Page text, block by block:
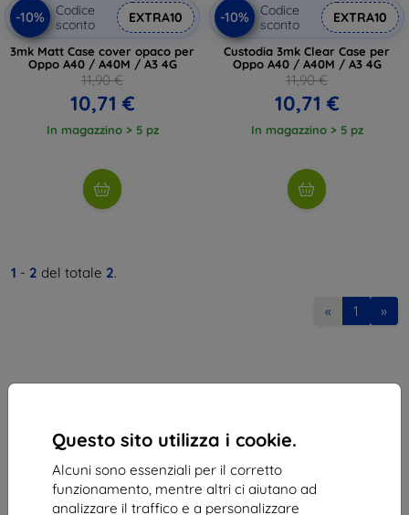
Questo sito utilizza i cookie.
Alcuni sono essenziali per il corretto
funzionamento, mentre altri ci aiutano ad
analizzare il traffico e a personalizzare
-10%
Codice
sconto
EXTRA10
3mk Matt Case cover opaco per
Oppo A40 / A40M / A3 4G
11,90 €
10,71 €
In magazzino > 5 pz
-10%
Codice
sconto
EXTRA10
Custodia 3mk Clear Case per
Oppo A40 / A40M / A3 4G
11,90 €
10,71 €
In magazzino > 5 pz
1 - 2 del totale 2.
« 1 »
Shield-Sk s.r.o.
Via Rudolfa Mocka 3750/2A
841 04 Bratislava